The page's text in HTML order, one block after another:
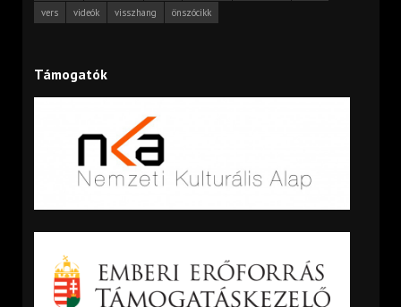
vers
videók visszhang önszócikk
Támogatók